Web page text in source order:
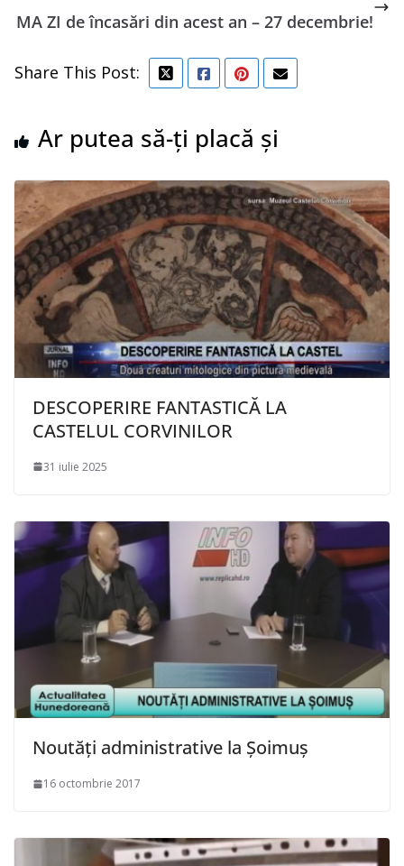
MA ZI de încasări din acest an – 27 decembrie!
Share This Post:
Ar putea să-ți placă și
DESCOPERIRE FANTASTICĂ LA
CASTELUL CORVINILOR
31 iulie 2025
Noutăți administrative la Șoimuș
16 octombrie 2017